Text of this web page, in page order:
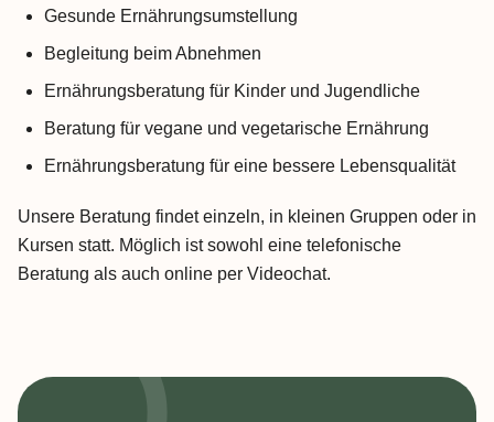
Gesunde Ernährungsumstellung
Begleitung beim Abnehmen
Ernährungsberatung für Kinder und Jugendliche
Beratung für vegane und vegetarische Ernährung
Ernährungsberatung für eine bessere Lebensqualität
Unsere Beratung findet einzeln, in kleinen Gruppen oder in
Kursen statt. Möglich ist sowohl eine telefonische
Beratung als auch online per Videochat.